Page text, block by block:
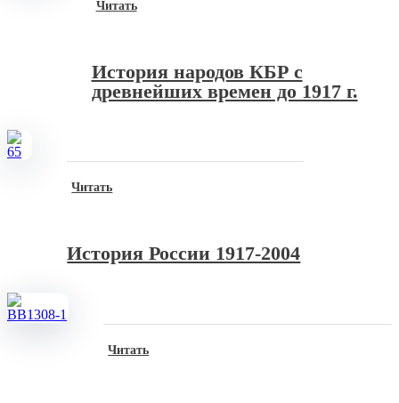
История народов КБР с
древнейших времен до 1917 г.
Читать
История России 1917-2004
Читать
Читать